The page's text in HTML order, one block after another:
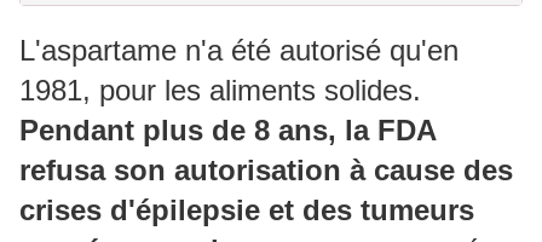
L'aspartame n'a été autorisé qu'en
1981, pour les aliments solides.
Pendant plus de 8 ans, la FDA
refusa son autorisation à cause des
crises d'épilepsie et des tumeurs